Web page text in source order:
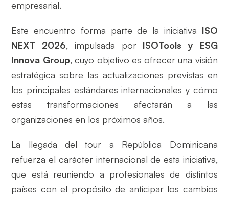
empresarial.
Este encuentro forma parte de la iniciativa ISO
NEXT 2026, impulsada por ISOTools y ESG
Innova Group, cuyo objetivo es ofrecer una visión
estratégica sobre las actualizaciones previstas en
los principales estándares internacionales y cómo
estas transformaciones afectarán a las
organizaciones en los próximos años.
La llegada del tour a República Dominicana
refuerza el carácter internacional de esta iniciativa,
que está reuniendo a profesionales de distintos
países con el propósito de anticipar los cambios